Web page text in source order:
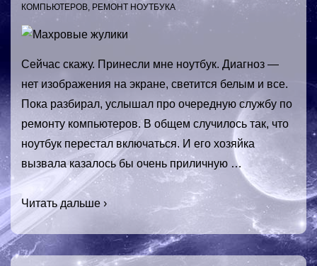
КОМПЬЮТЕРОВ, РЕМОНТ НОУТБУКА
Сейчас скажу. Принесли мне ноутбук. Диагноз —
нет изображения на экране, светится белым и все.
Пока разбирал, услышал про очередную службу по
ремонту компьютеров. В общем случилось так, что
ноутбук перестал включаться. И его хозяйка
вызвала казалось бы очень приличную …
Махровые
жулики
Читать дальше ›